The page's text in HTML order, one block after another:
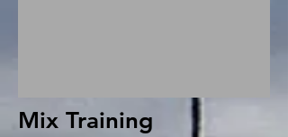
Mix Training